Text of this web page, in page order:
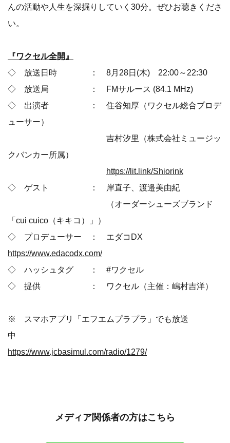
んの活動や人生を深掘りしていく30分。ぜひお聴きくださ
い。
『ワクセル全開』
◇ 放送日時 ： 8月28日(木) 22:00～22:30
◇ 放送局 ： FMサルース (84.1 MHz)
◇ 出演者 ： 住谷知厚（ワクセル総合プロデ
ューサー）
吉村汐里（株式会社ミュージッ
クバンカー所属）
https://lit.link/Shiorink
◇ ゲスト ： 岸直子、渡邉美由紀
（オーダーシューズブランド
「cui cuico（キキコ）」）
◇ プロデューサー ： エダコDX
https://www.edacodx.com/
◇ ハッシュタグ ： #ワクセル
◇ 提供 ： ワクセル（主催：嶋村吉洋）
※ スマホアプリ「エフエムプラプラ」でも放送
中
https://www.jcbasimul.com/radio/1279/
メディア関係者の方はこちら